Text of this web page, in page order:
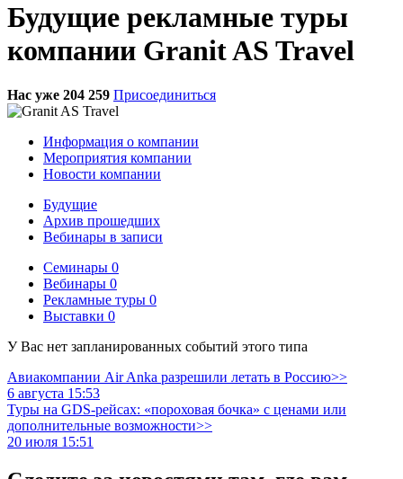
Будущие рекламные туры
компании Granit AS Travel
Нас уже 204 259 Присоединиться
Информация о компании
Мероприятия компании
Новости компании
Будущие
Архив прошедших
Вебинары в записи
Семинары 0
Вебинары 0
Рекламные туры 0
Выставки 0
У Вас нет запланированных событий этого типа
Авиакомпании Air Anka разрешили летать в Россию>>
6 августа 15:53
Туры на GDS-рейсах: «пороховая бочка» с ценами или
дополнительные возможности>>
20 июля 15:51